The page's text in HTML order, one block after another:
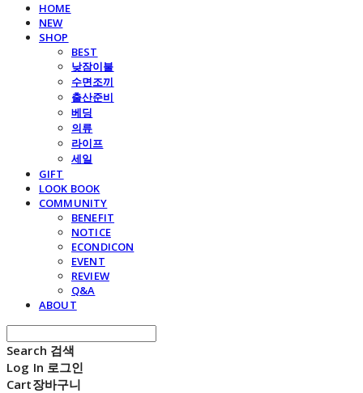
HOME
NEW
SHOP
BEST
낮잠이불
수면조끼
출산준비
베딩
의류
라이프
세일
GIFT
LOOK BOOK
COMMUNITY
BENEFIT
NOTICE
ECONDICON
EVENT
REVIEW
Q&A
ABOUT
Search 검색
Log In 로그인
Cart장바구니